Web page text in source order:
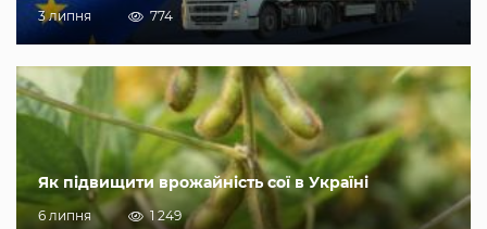
3 липня 774
Як підвищити врожайність сої в Україні
6 липня 1 249